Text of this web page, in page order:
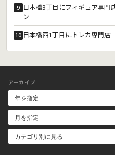
9 日本橋3丁目にフィギュア専門
ン
10 日本橋西1丁目にトレカ専門店
アーカイブ